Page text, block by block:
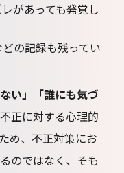
があっても発覚し
の記録も残ってい
ない」「誰にも気づ
正に対する心理的
め、不正対策にお
のではなく、そも